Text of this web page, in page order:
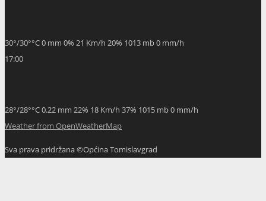
30°/30°°C0 mm 0% 21 Km/h 20% 1013 mb0 mm/h
17:00
28°/28°°C0.22 mm 22% 18 Km/h 37% 1015 mb0 mm/h
Weather from OpenWeatherMap
Sva prava pridržana ©Općina Tomislavgrad